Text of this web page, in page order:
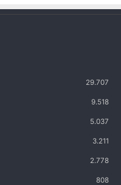
29.707
9.518
5.037
3.211
2.778
808